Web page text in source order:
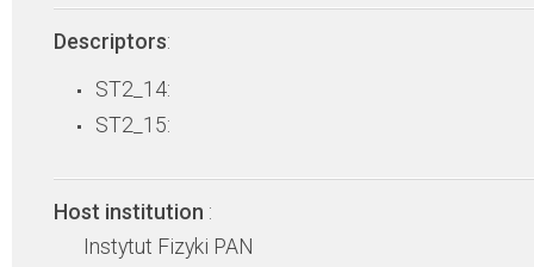
Descriptors:
ST2_14:
ST2_15:
Host institution :
Instytut Fizyki PAN